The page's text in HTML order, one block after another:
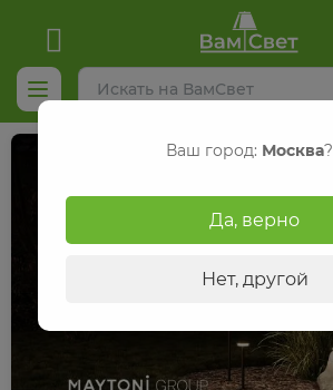
Ваш город: Москва?
Да, верно
Нет, другой